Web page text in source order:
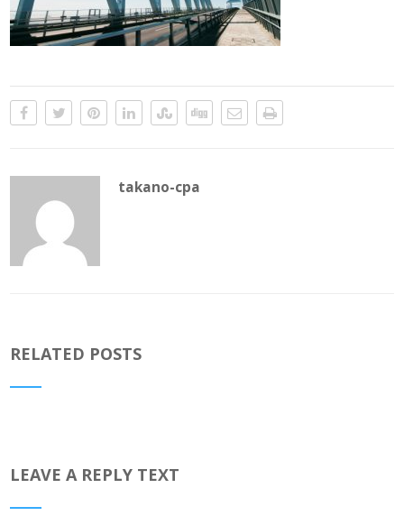
takano-cpa
RELATED POSTS
LEAVE A REPLY TEXT